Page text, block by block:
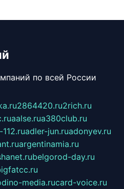
по всей России
2864420.ru2rich.ru
aalse.rua380club.ru
adler-jun.ruadonyev.ru
argentinamia.ru
belgorod-day.ru
media.rucard-voice.ru